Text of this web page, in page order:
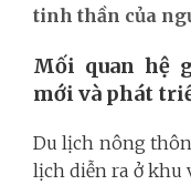
tinh thần của
Mối quan hệ
mới và phát
Du lịch nông
lịch diễn ra ở khu